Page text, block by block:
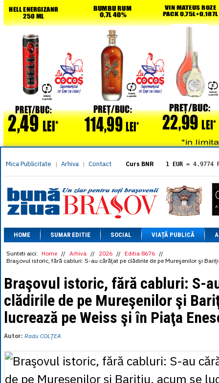
Mica Publicitate | Arhiva | Contact Curs BNR 1 EUR = 4.9774
= 5.8304
1 XAU= 464.4611
1 AED= 1.1933
1 AUD= 2.7957
1 BGN= 2.5449
1 CAD= 3.1559
1 CHF= 5.2813
1 CZK= 0.1993
1 EGP= 0.0860
1 HUF= 1.2223
1 INR = 0.0513
1 JPY = 3.0556
1 KRW
= 0.3047
1 MDL = 0.2538
1 PLN
= 1.1646
1 RSD = 0.0425
= 0.0530
HOME SUMAR EDITIE SOCIAL VIAȚĂ PUBLICĂ
Sunteti aici: Home // Arhiva // 2026 // Editia 8676 //
Braşovul istoric, fără cabluri: S-au cărăţat pe clădirile de pe Mureşenilor şi
Braşovul istoric, fără cabluri: S-
clădirile de pe Mureşenilor şi
lucrează pe Weiss şi în Piaţa
Autor: Radu COLŢEA